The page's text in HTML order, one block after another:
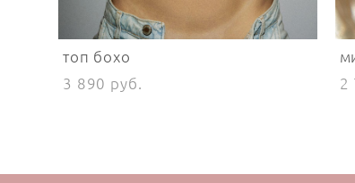
топ бохо
3 890 pуб.
2